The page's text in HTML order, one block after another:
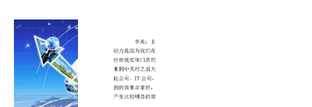
新法规如何
改变你我生
活与经营电
商新格局
企业实施电
子商务的深
层意义